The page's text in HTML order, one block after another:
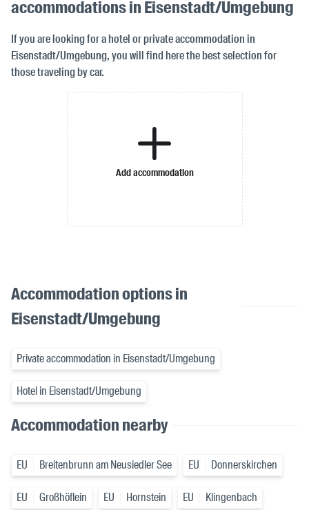
accommodations in Eisenstadt/Umgebung
If you are looking for a hotel or private accommodation in
Eisenstadt/Umgebung, you will find here the best selection for
those traveling by car.
Add accommodation
Accommodation options in
Eisenstadt/Umgebung
Private accommodation in Eisenstadt/Umgebung
Hotel in Eisenstadt/Umgebung
Accommodation nearby
EU Breitenbrunn am Neusiedler See EU Donnerskirchen
EU Großhöflein EU Hornstein EU Klingenbach